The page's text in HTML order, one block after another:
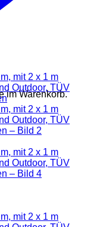
im Warenkorb.